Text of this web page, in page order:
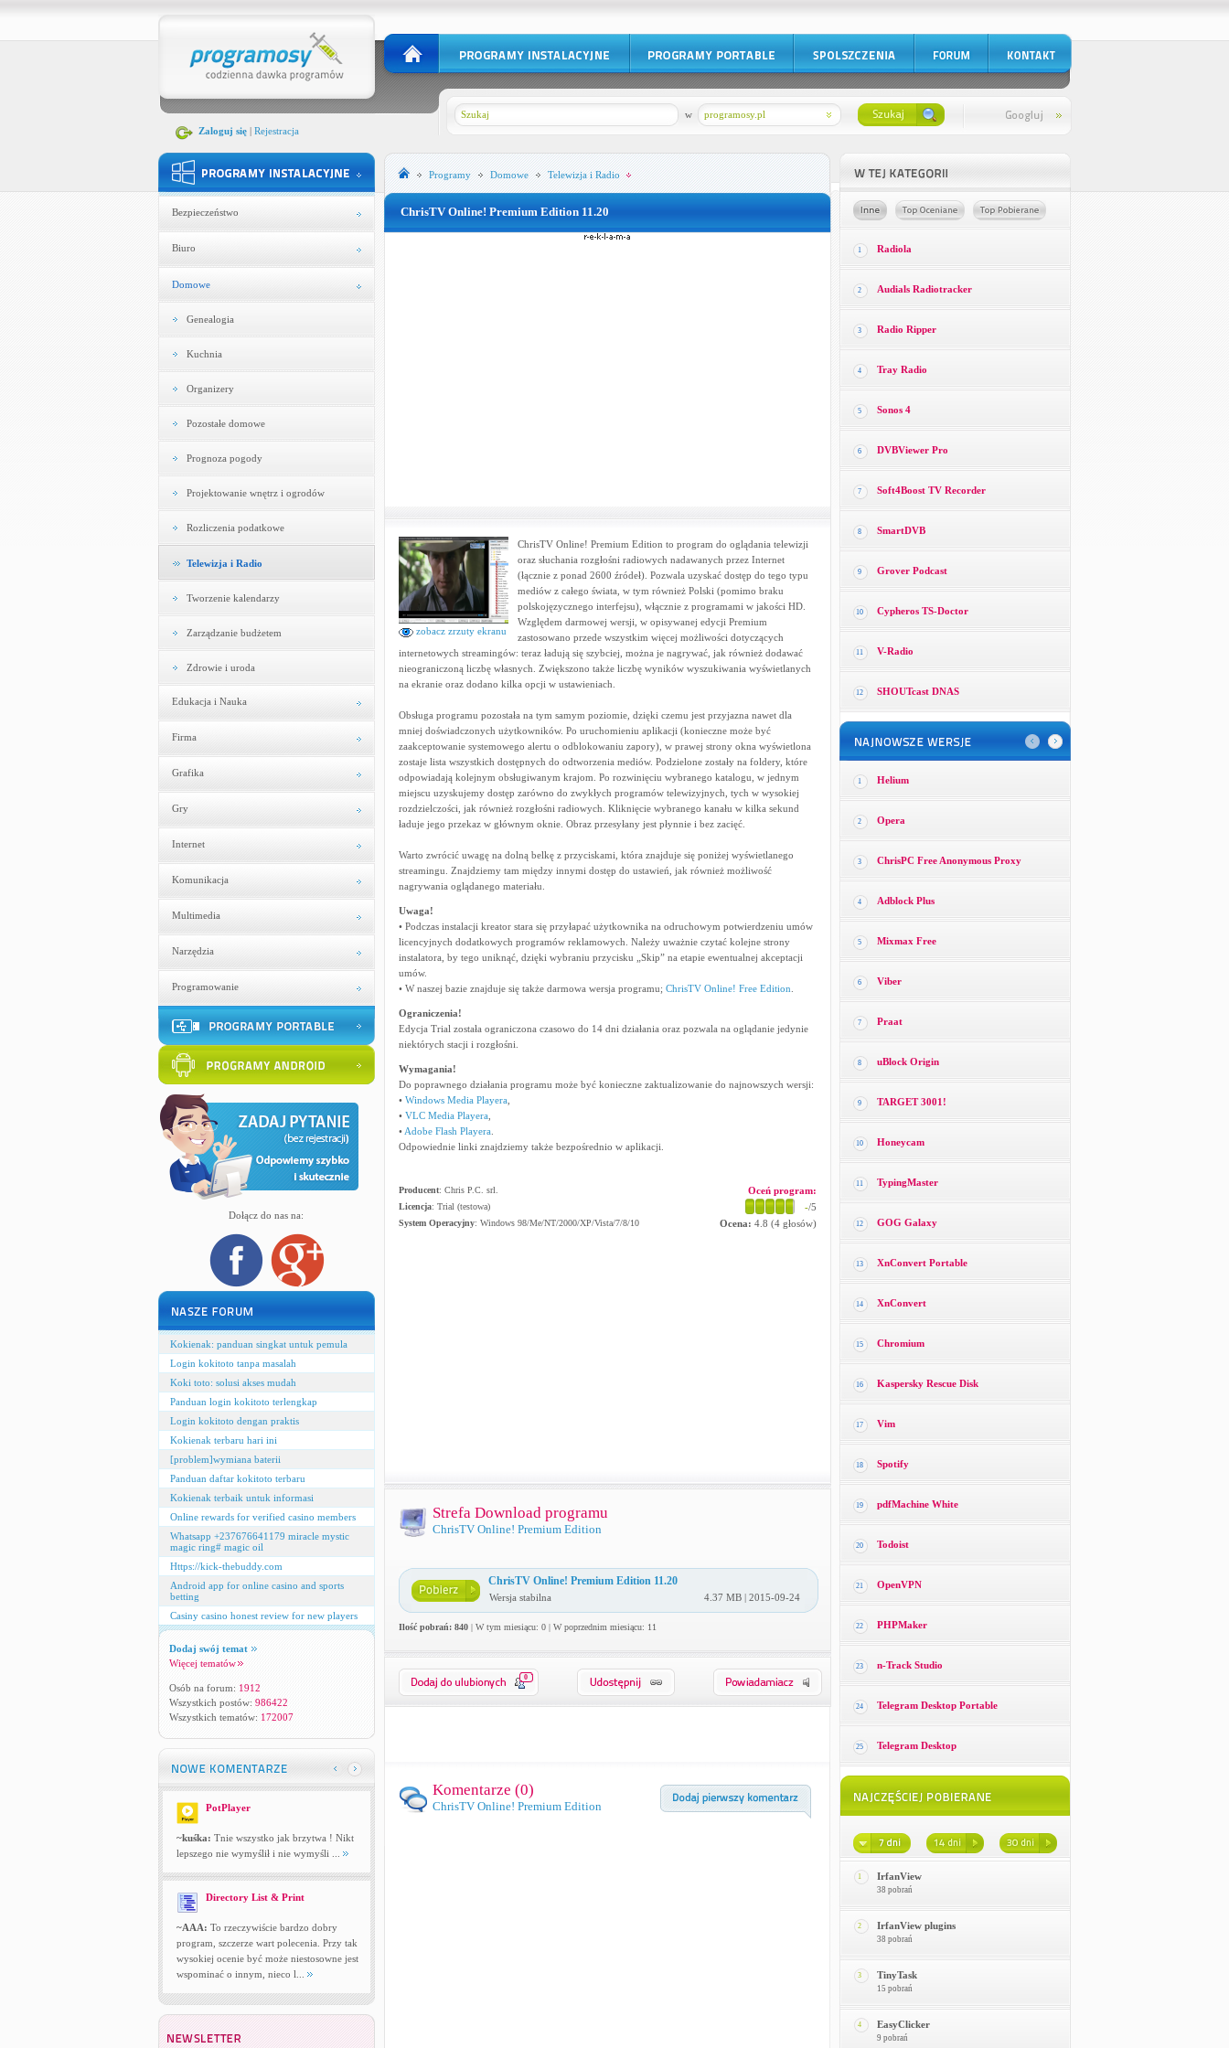
Zaloguj się| Rejestracja
programosy.pl
w
Bezpieczeństwo
Biuro
Domowe
Genealogia
Kuchnia
Organizery
Pozostałe domowe
Prognoza pogody
Projektowanie wnętrz i ogrodów
Rozliczenia podatkowe
Telewizja i Radio
Tworzenie kalendarzy
Zarządzanie budżetem
Zdrowie i uroda
Edukacja i Nauka
Firma
Grafika
Gry
Internet
Komunikacja
Multimedia
Narzędzia
Programowanie
Dołącz do nas na:
Kokienak: panduan singkat untuk pemula
Login kokitoto tanpa masalah
Koki toto: solusi akses mudah
Panduan login kokitoto terlengkap
Login kokitoto dengan praktis
Kokienak terbaru hari ini
[problem]wymiana baterii
Panduan daftar kokitoto terbaru
Kokienak terbaik untuk informasi
Online rewards for verified casino members
Whatsapp +237676641179 miracle mystic
magic ring# magic oil
Https://kick-thebuddy.com
Android app for online casino and sports
betting
Casiny casino honest review for new players
Dodaj swój temat
Więcej tematów
Osób na forum: 1912
Wszystkich postów: 986422
Wszystkich tematów: 172007
PotPlayer
~kuśka: Tnie wszystko jak brzytwa ! Nikt
lepszego nie wymyślił i nie wymyśli ...
Directory List & Print
~AAA: To rzeczywiście bardzo dobry
program, szczerze wart polecenia. Przy tak
wysokiej ocenie być może niestosowne jest
wspominać o innym, nieco l...
Programy Domowe Telewizja i Radio
ChrisTV Online! Premium Edition 11.20
zobacz zrzuty ekranu
ChrisTV Online! Premium Edition to program do oglądania telewizji
oraz słuchania rozgłośni radiowych nadawanych przez Internet
(łącznie z ponad 2600 źródeł). Pozwala uzyskać dostęp do tego typu
mediów z całego świata, w tym również Polski (pomimo braku
polskojęzycznego interfejsu), włącznie z programami w jakości HD.
Względem darmowej wersji, w opisywanej edycji Premium
zastosowano przede wszystkim więcej możliwości dotyczących
internetowych streamingów: teraz ładują się szybciej, można je nagrywać, jak również dodawać
nieograniczoną liczbę własnych. Zwiększono także liczbę wyników wyszukiwania wyświetlanych
na ekranie oraz dodano kilka opcji w ustawieniach.
Obsługa programu pozostała na tym samym poziomie, dzięki czemu jest przyjazna nawet dla
mniej doświadczonych użytkowników. Po uruchomieniu aplikacji (konieczne może być
zaakceptowanie systemowego alertu o odblokowaniu zapory), w prawej strony okna wyświetlona
zostaje lista wszystkich dostępnych do odtworzenia mediów. Podzielone zostały na foldery, które
odpowiadają kolejnym obsługiwanym krajom. Po rozwinięciu wybranego katalogu, w jednym
miejscu uzyskujemy dostęp zarówno do zwykłych programów telewizyjnych, tych w wysokiej
rozdzielczości, jak również rozgłośni radiowych. Kliknięcie wybranego kanału w kilka sekund
ładuje jego przekaz w głównym oknie. Obraz przesyłany jest płynnie i bez zacięć.
Warto zwrócić uwagę na dolną belkę z przyciskami, która znajduje się poniżej wyświetlanego
streamingu. Znajdziemy tam między innymi dostęp do ustawień, jak również możliwość
nagrywania oglądanego materiału.
Uwaga!
• Podczas instalacji kreator stara się przyłapać użytkownika na odruchowym potwierdzeniu umów
licencyjnych dodatkowych programów reklamowych. Należy uważnie czytać kolejne strony
instalatora, by tego uniknąć, dzięki wybraniu przycisku „Skip” na etapie ewentualnej akceptacji
umów.
• W naszej bazie znajduje się także darmowa wersja programu; ChrisTV Online! Free Edition
Ograniczenia!
Edycja Trial została ograniczona czasowo do 14 dni działania oraz pozwala na oglądanie jedynie
niektórych stacji i rozgłośni.
Wymagania!
Do poprawnego działania programu może być konieczne zaktualizowanie do najnowszych wersji:
• Windows Media Playera,
• VLC Media Playera,
• Adobe Flash Playera.
Odpowiednie linki znajdziemy także bezpośrednio w aplikacji.
Producent: Chris P.C. srl.
Licencja: Trial (testowa)
System Operacyjny: Windows 98/Me/NT/2000/XP/Vista/7/8/10
Oceń program:
-/5
Ocena: 4.8 (4głosów)
Strefa Download programu
ChrisTV Online! Premium Edition
ChrisTV Online! Premium Edition 11.20
Wersja stabilna 4.37 MB | 2015-09-24
Ilość pobrań: 840| W tym miesiącu: 0 | W poprzednim miesiącu: 11
0
Komentarze (0)
ChrisTV Online! Premium Edition
1 Radiola
2 Audials Radiotracker
3 Radio Ripper
4 Tray Radio
5 Sonos 4
6 DVBViewer Pro
7 Soft4Boost TV Recorder
8 SmartDVB
9 Grover Podcast
10 Cypheros TS-Doctor
11 V-Radio
12 SHOUTcast DNAS
1 Helium
2 Opera
3 ChrisPC Free Anonymous Proxy
4 Adblock Plus
5 Mixmax Free
6 Viber
7 Praat
8 uBlock Origin
9 TARGET 3001!
10 Honeycam
11 TypingMaster
12 GOG Galaxy
13 XnConvert Portable
14 XnConvert
15 Chromium
16 Kaspersky Rescue Disk
17 Vim
18 Spotify
19 pdfMachine White
20 Todoist
21 OpenVPN
22 PHPMaker
23 n-Track Studio
24 Telegram Desktop Portable
25 Telegram Desktop
1 IrfanView
38 pobrań
2 IrfanView plugins
38 pobrań
3 TinyTask
15 pobrań
4 EasyClicker
9 pobrań